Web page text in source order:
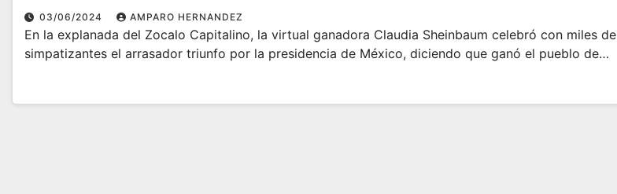
03/06/2024 AMPARO HERNANDEZ
En la explanada del Zocalo Capitalino, la virtual ganadora Claudia Sheinbaum celebró con miles de
simpatizantes el arrasador triunfo por la presidencia de México, diciendo que ganó el pueblo de…